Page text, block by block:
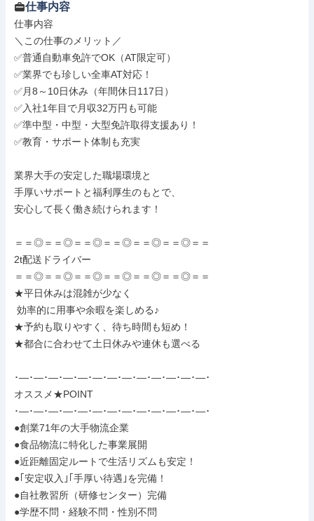
仕事内容
仕事内容
＼この仕事のメリット／
✅️普通自動車免許でOK（AT限定可）
✅️業界でも珍しい全車AT対応！
✅️月8～10日休み（年間休日117日）
✅️入社1年目で月収32万円も可能
✅️準中型・中型・大型免許取得支援あり！
✅️教育・サポート体制も充実
業界大手の安定した職場環境と
手厚いサポートと福利厚生のもとで、
安心して長く働き続けられます！
＝＝◎＝＝◎＝＝◎＝＝◎＝＝◎＝＝◎＝＝
2t配送ドライバー
＝＝◎＝＝◎＝＝◎＝＝◎＝＝◎＝＝◎＝＝
★平日休みは混雑が少なく
★予約も取りやすく、待ち時間も短め！
★都合に合わせて土日休みや連休も選べる
･―･―･―･―･―･―･―･―･―･―･―･―･―･
オススメ★POINT
･―･―･―･―･―･―･―･―･―･―･―･―･―･
●創業71年の大手物流企業
●食品物流に特化した事業展開
●近距離固定ルートで生活リズムも安定！
●｢安定収入｣｢手厚い待遇｣を完備！
●自社教習所（研修センター）完備
●学歴不問・経験不問・性別不問